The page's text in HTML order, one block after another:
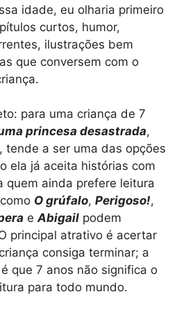
idade, eu olharia primeiro
curtos, humor,
ilustrações bem
que conversem com o
para uma criança de 7
princesa desastrada,
tende a ser uma das opções
ela já aceita histórias com
quem ainda prefere leitura
O grúfalo, Perigoso!,
eAbigail podem
principal atrativo é acertar
consiga terminar; a
que 7 anos não significa o
para todo mundo.